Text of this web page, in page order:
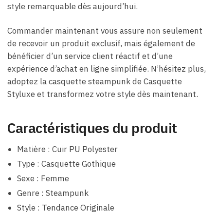
style remarquable dès aujourd’hui.
Commander maintenant vous assure non seulement
de recevoir un produit exclusif, mais également de
bénéficier d’un service client réactif et d’une
expérience d’achat en ligne simplifiée. N’hésitez plus,
adoptez la casquette steampunk de Casquette
Styluxe et transformez votre style dès maintenant.
Caractéristiques du produit
Matière : Cuir PU Polyester
Type : Casquette Gothique
Sexe : Femme
Genre : Steampunk
Style : Tendance Originale